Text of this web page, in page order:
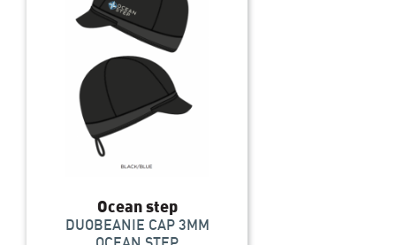
Ocean step
DUOBEANIE CAP 3MM